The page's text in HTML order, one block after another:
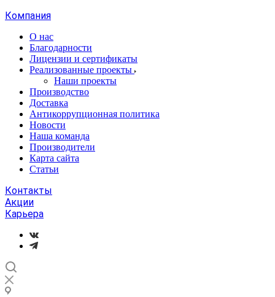
Компания
О нас
Благодарности
Лицензии и сертификаты
Реализованные проекты
Наши проекты
Производство
Доставка
Антикоррупционная политика
Новости
Наша команда
Производители
Карта сайта
Статьи
Контакты
Акции
Карьера